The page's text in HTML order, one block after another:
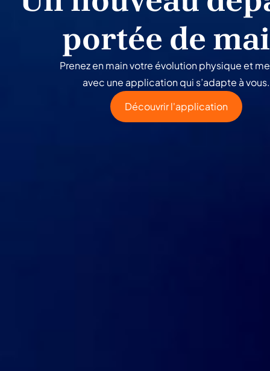
portée de
Prenez en main votre évolution physique et
avec une application qui s’adapte à vous.
Découvrir l'application